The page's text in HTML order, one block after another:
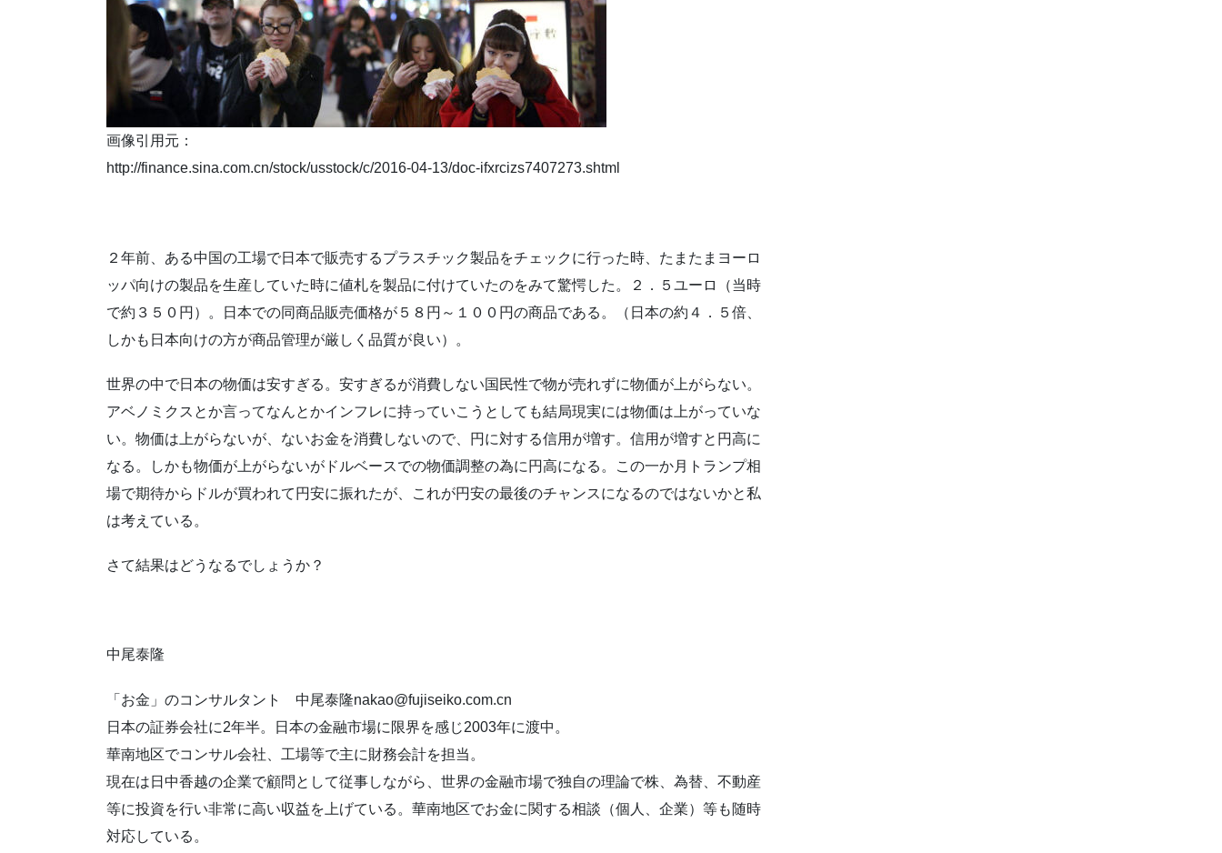
画像引用元：
http://finance.sina.com.cn/stock/usstock/c/2016-04-13/doc-ifxrcizs7407273.shtml
２年前、ある中国の工場で日本で販売するプラスチック製品をチェックに行った時、たまたまヨーロ
ッパ向けの製品を生産していた時に値札を製品に付けていたのをみて驚愕した。２．５ユーロ（当時
で約３５０円）。日本での同商品販売価格が５８円～１００円の商品である。（日本の約４．５倍、
しかも日本向けの方が商品管理が厳しく品質が良い）。
世界の中で日本の物価は安すぎる。安すぎるが消費しない国民性で物が売れずに物価が上がらない。
アベノミクスとか言ってなんとかインフレに持っていこうとしても結局現実には物価は上がっていな
い。物価は上がらないが、ないお金を消費しないので、円に対する信用が増す。信用が増すと円高に
なる。しかも物価が上がらないがドルベースでの物価調整の為に円高になる。この一か月トランプ相
場で期待からドルが買われて円安に振れたが、これが円安の最後のチャンスになるのではないかと私
は考えている。
さて結果はどうなるでしょうか？
中尾泰隆
「お金」のコンサルタント 中尾泰隆nakao@fujiseiko.com.cn
日本の証券会社に2年半。日本の金融市場に限界を感じ2003年に渡中。
華南地区でコンサル会社、工場等で主に財務会計を担当。
現在は日中香越の企業で顧問として従事しながら、世界の金融市場で独自の理論で株、為替、不動産
等に投資を行い非常に高い収益を上げている。華南地区でお金に関する相談（個人、企業）等も随時
対応している。